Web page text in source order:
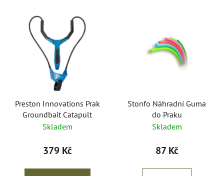
Preston Innovations Prak
Groundbait Catapult
Skladem
379 Kč
Stonfo Náhradní Guma
do Praku
Skladem
87 Kč